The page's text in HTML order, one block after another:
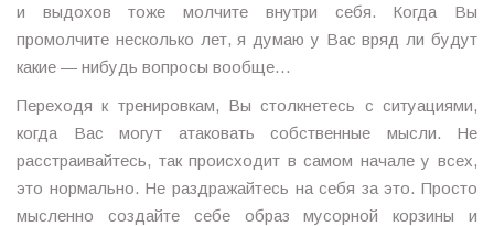
и выдохов тоже молчите внутри себя. Когда Вы
промолчите несколько лет, я думаю у Вас вряд ли будут
какие — нибудь вопросы вообще…
Переходя к тренировкам, Вы столкнетесь с ситуациями,
когда Вас могут атаковать собственные мысли. Не
расстраивайтесь, так происходит в самом начале у всех,
это нормально. Не раздражайтесь на себя за это. Просто
мысленно создайте себе образ мусорной корзины и